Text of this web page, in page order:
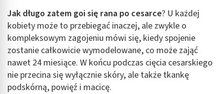
Jak długo zatem goi się rana po cesarce? U każdej
kobiety może to przebiegać inaczej, ale zwykle o
kompleksowym zagojeniu mówi się, kiedy spojenie
zostanie całkowicie wymodelowane, co może zająć
nawet 24 miesiące. W końcu podczas cięcia cesarskiego
nie przecina się wyłącznie skóry, ale także tkankę
podskórną, powięź i macicę.